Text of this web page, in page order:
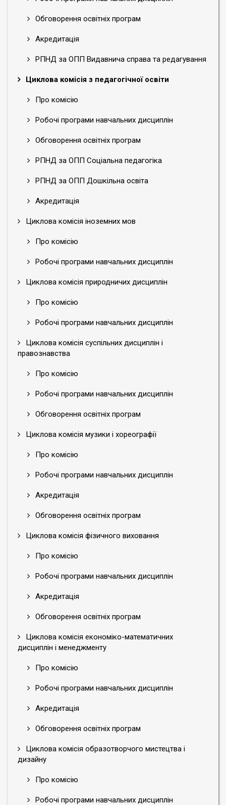
Обговорення освітніх програм
Акредитація
РПНД за ОПП Видавнича справа та редагування
Циклова комісія з педагогічної освіти
Про комісію
Робочі програми навчальних дисциплін
Обговорення освітніх програм
РПНД за ОПП Соціальна педагогіка
РПНД за ОПП Дошкільна освіта
Акредитація
Циклова комісія іноземних мов
Про комісію
Робочі програми навчальних дисциплін
Циклова комісія природничих дисциплін
Про комісію
Робочі програми навчальних дисциплін
Циклова комісія суспільних дисциплін і
правознавства
Про комісію
Робочі програми навчальних дисциплін
Обговорення освітніх програм
Циклова комісія музики і хореографії
Про комісію
Робочі програми навчальних дисциплін
Акредитація
Обговорення освітніх програм
Циклова комісія фізичного виховання
Про комісію
Робочі програми навчальних дисциплін
Акредитація
Обговорення освітніх програм
Циклова комісія економіко-математичних
дисциплін і менеджменту
Про комісію
Робочі програми навчальних дисциплін
Акредитація
Обговорення освітніх програм
Циклова комісія образотворчого мистецтва і
дизайну
Про комісію
Робочі програми навчальних дисциплін